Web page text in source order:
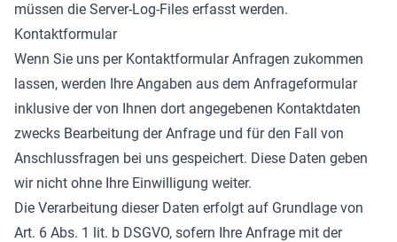
müssen die Server-Log-Files erfasst werden.
Kontaktformular
Wenn Sie uns per Kontaktformular Anfragen zukommen
lassen, werden Ihre Angaben aus dem Anfrageformular
inklusive der von Ihnen dort angegebenen Kontaktdaten
zwecks Bearbeitung der Anfrage und für den Fall von
Anschlussfragen bei uns gespeichert. Diese Daten geben
wir nicht ohne Ihre Einwilligung weiter.
Die Verarbeitung dieser Daten erfolgt auf Grundlage von
Art. 6 Abs. 1 lit. b DSGVO, sofern Ihre Anfrage mit der